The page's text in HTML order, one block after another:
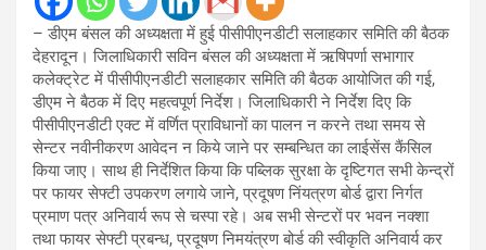
– डीएम बंसल की अध्यक्षता में हुई पीसीपीएनडीटी सलाहकार समिति की बैठक
देहरादून। जिलाधिकारी सविन बंसल की अध्यक्षता में ऋषिपर्णा सभागार
कलेक्ट्रेट में पीसीपीएनडीटी सलाहकार समिति की बैठक आयोजित की गई,
डीएम ने बैठक में दिए महत्वपूर्ण निर्देश। जिलाधिकारी ने निर्देश दिए कि
पीसीपीएनडीटी एक्ट में वर्णित प्राविधानों का पालन न करने तथा समय से
सेन्टर नवीनीकरण आवेदन न किये जाने पर सम्बन्धित का लाईसेंस कैंसिल
किया जाए। साथ ही निर्देशित किया कि पब्लिक सुरक्षा के दृष्टिगत सभी केन्द्रों
पर फायर सेफ्टी उपकरण लगाये जाने, प्रदूषण निंयत्रण बोर्ड द्वारा निर्गत
प्रमाण पत्र अनिवार्य रूप से चस्पा रहे। अब सभी सेन्टरों पर भवन नक्शा
तथा फायर सेफ्टी प्रबन्ध, प्रदूषण निमयंत्रण बोर्ड की स्वीकृति अनिवार्य कर